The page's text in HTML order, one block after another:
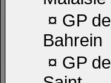
¤ GP de
Bahrein
¤ GP de